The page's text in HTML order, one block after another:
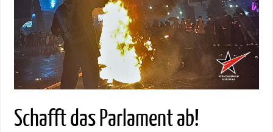
Schafft das Parlament ab!